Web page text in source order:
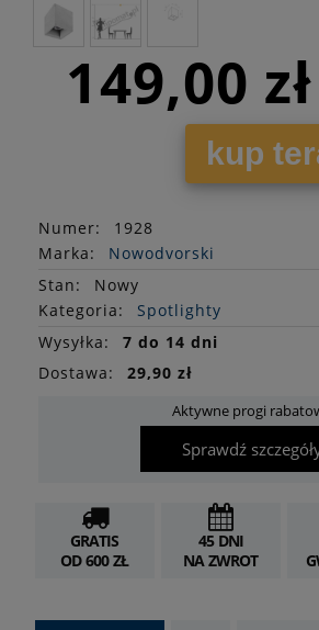
149,00 zł
kup
Numer:
1928
Marka:
Nowodvorski
Stan:
Nowy
Kategoria:
Spotlighty
Wysyłka:
7 do 14 dni
Dostawa:
29,90 zł
Aktywne progi
Sprawdź
GRATIS
OD 600 ZŁ
45 DNI
NA ZWROT